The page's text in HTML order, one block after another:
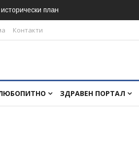
план
Контакти
ЗДРАВЕН ПОРТАЛ